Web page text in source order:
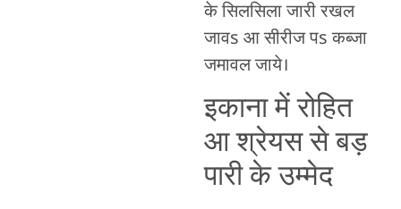
के सिलसिला जारी रखल
जावs आ सीरीज पs कब्जा
जमावल जाये।
इकाना में रोहित
आ श्रेयस से बड़
पारी के उम्मेद